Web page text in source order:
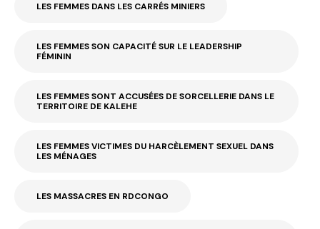
LES FEMMES DANS LES CARRÉS MINIERS
LES FEMMES SON CAPACITÉ SUR LE LEADERSHIP
FÉMININ
LES FEMMES SONT ACCUSÉES DE SORCELLERIE DANS LE
TERRITOIRE DE KALEHE
LES FEMMES VICTIMES DU HARCÈLEMENT SEXUEL DANS
LES MÉNAGES
LES MASSACRES EN RDCONGO